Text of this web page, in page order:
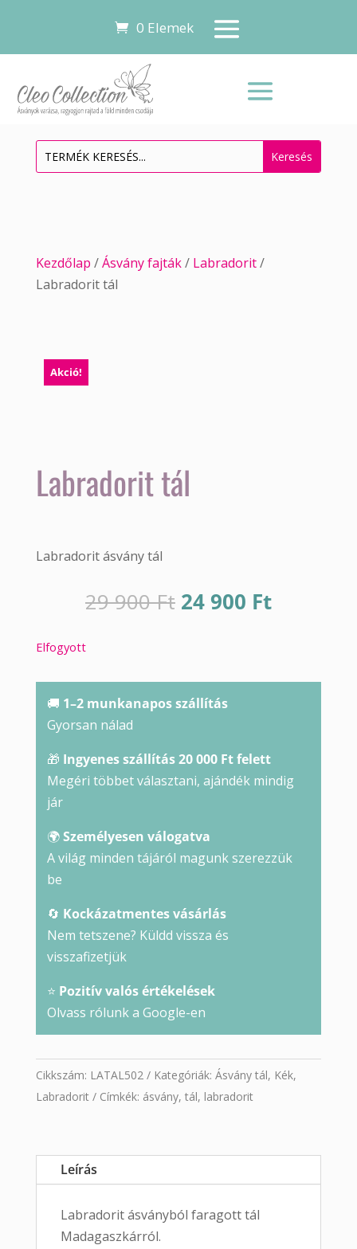
0 Elemek
Kezdőlap /Ásvány fajták/ Labradorit/
Labradorit tál
Akció!
Labradorit tál
Labradorit ásvány tál
29 900Ft Original
900 Ft.
24 900 FtCurrent
900 Ft.
Elfogyott
🚚 1–2 munkanapos szállítás
Gyorsan nálad
🎁 Ingyenes szállítás 20 000 Ft felett
Megéri többet választani, ajándék mindig
jár
🌍Személyesen válogatva
A világ minden tájáról magunk szerezzük
be
🔄 Kockázatmentes vásárlás
Nem tetszene? Küldd vissza és
visszafizetjük
⭐ Pozitív valós értékelések
Olvass rólunk a Google-en
Cikkszám: LATAL502 Kategóriák: Ásvány tál, Kék,
Labradorit
Címkék: ásvány, tál, labradorit
Leírás
Labradorit ásványból faragott tál
Madagaszkárról.